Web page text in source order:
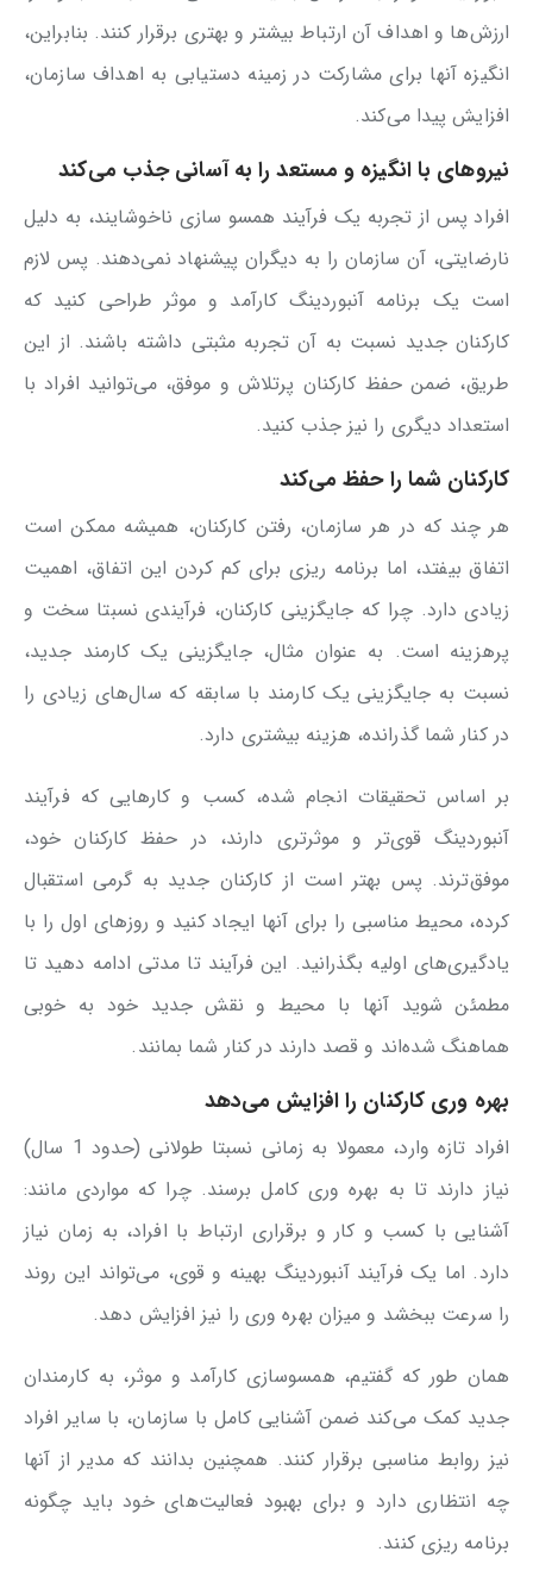
ارزش‌ها و اهداف آن ارتباط بیشتر و بهتری برقرار کنند. بنابراین،
انگیزه آنها برای مشارکت در زمینه دستیابی به اهداف سازمان،
افزایش پیدا می‌کند.
نیروهای با انگیزه و مستعد را به آسانی جذب می‌کند
افراد پس از تجربه یک فرآیند همسو سازی ناخوشایند، به دلیل
نارضایتی، آن سازمان را به دیگران پیشنهاد نمی‌دهند. پس لازم
است یک برنامه آنبوردینگ کارآمد و موثر طراحی کنید که
کارکنان جدید نسبت به آن تجربه مثبتی داشته باشند. از این
طریق، ضمن حفظ کارکنان پرتلاش و موفق، می‌توانید افراد با
استعداد دیگری را نیز جذب کنید.
کارکنان شما را حفظ می‌کند
هر چند که در هر سازمان، رفتن کارکنان، همیشه ممکن است
اتفاق بیفتد، اما برنامه ریزی برای کم کردن این اتفاق، اهمیت
زیادی دارد. چرا که جایگزینی کارکنان، فرآیندی نسبتا سخت و
پرهزینه است. به عنوان مثال، جایگزینی یک کارمند جدید،
نسبت به جایگزینی یک کارمند با سابقه که سال‌های زیادی را
در کنار شما گذرانده، هزینه بیشتری دارد.
بر اساس تحقیقات انجام شده، کسب و کارهایی که فرآیند
آنبوردینگ قوی‌تر و موثرتری دارند، در حفظ کارکنان خود،
موفق‌ترند. پس بهتر است از کارکنان جدید به گرمی استقبال
کرده، محیط مناسبی را برای آنها ایجاد کنید و روزهای اول را با
یادگیری‌های اولیه بگذرانید. این فرآیند تا مدتی ادامه دهید تا
مطمئن شوید آنها با محیط و نقش جدید خود به خوبی
هماهنگ شده‌اند و قصد دارند در کنار شما بمانند.
بهره وری کارکنان را افزایش می‌دهد
افراد تازه وارد، معمولا به زمانی نسبتا طولانی (حدود 1 سال)
نیاز دارند تا به بهره ‌وری کامل برسند. چرا که مواردی مانند:
آشنایی با کسب و کار و برقراری ارتباط با افراد، به زمان نیاز
دارد. اما یک فرآیند آنبوردینگ بهینه و قوی، می‌تواند این روند
را سرعت ببخشد و میزان بهره وری را نیز افزایش دهد.
همان طور که گفتیم، همسوسازی کارآمد و موثر، به کارمندان
جدید کمک می‌کند ضمن آشنایی کامل با سازمان، با سایر افراد
نیز روابط مناسبی برقرار کنند. همچنین بدانند که مدیر از آنها
چه انتظاری دارد و برای بهبود فعالیت‌های خود باید چگونه
برنامه ریزی کنند.